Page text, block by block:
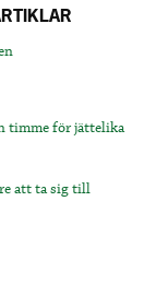
timme för jättelika
att ta sig till